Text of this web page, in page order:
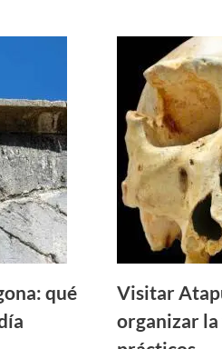
qué
Visitar
organizar la